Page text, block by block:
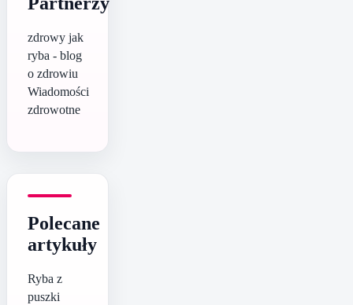
zdrowy jak
ryba - blog
o zdrowiu
Wiadomości
zdrowotne
Polecane
artykuły
Ryba z
puszki